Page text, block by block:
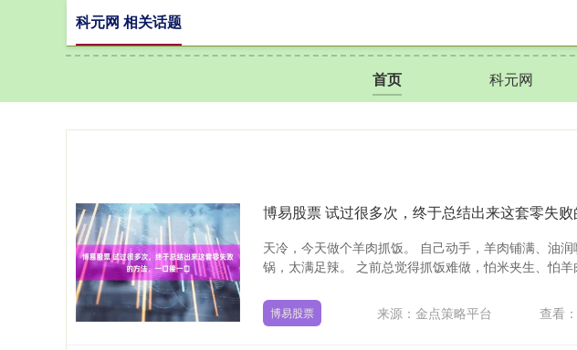
首页 科元网
科元网 相关话题
博易股票 试过很多次，终于总结出来这套零失
天冷，今天做个羊肉抓饭。 自己动手，羊肉铺满、油
锅，太满足辣。 之前总觉得抓饭难做，怕米夹生、怕
博易股票 来源：金点策略平台 查看：